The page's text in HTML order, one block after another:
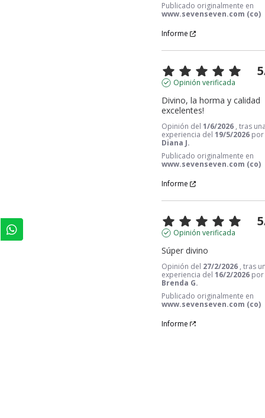
Publicado originalmente en
www.sevenseven.com (co)
Informe
5
Opinión verificada
Divino, la horma y calidad
excelentes!
Opinión del1/6/2026, tras
experiencia del19/5/2026 por
Diana J.
Publicado originalmente en
www.sevenseven.com (co)
Informe
5
Opinión verificada
Súper divino
Opinión del 27/2/2026, tras
experiencia del16/2/2026 por
Brenda G.
Publicado originalmente en
www.sevenseven.com (co)
Informe